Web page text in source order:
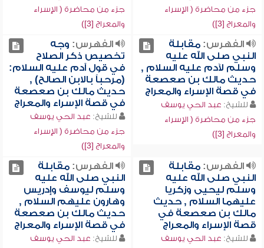
جزء من محاضرة ( الإسراء
والمعراج [3])
جزء من محاضرة ( الإسراء
والمعراج [3])
الفهرس:مقابلة
النبي صلى الله عليه
وسلم لآدم عليه السلام ,
حديث مالك بن صعصعة
في قصة الإسراء والمعراج
للشيخ: عبد الحي يوسف
جزء من محاضرة ( الإسراء
والمعراج [3])
الفهرس: وجه
تخصيص ذكر الصلاح
في قول آدم عليه السلام:
(مرحباً بالابن الصالح) ,
حديث مالك بن صعصعة
في قصة الإسراء والمعراج
للشيخ: عبد الحي يوسف
جزء من محاضرة ( الإسراء
والمعراج [3])
الفهرس:مقابلة
النبي صلى الله عليه
وسلم ليحيى وزكريا
عليهما السلام , حديث
مالك بن صعصعة في
قصة الإسراء والمعراج
للشيخ: عبد الحي يوسف
الفهرس:مقابلة
النبي صلى الله عليه
وسلم ليوسف وإدريس
وهارون عليهم السلام ,
حديث مالك بن صعصعة
في قصة الإسراء والمعراج
للشيخ: عبد الحي يوسف